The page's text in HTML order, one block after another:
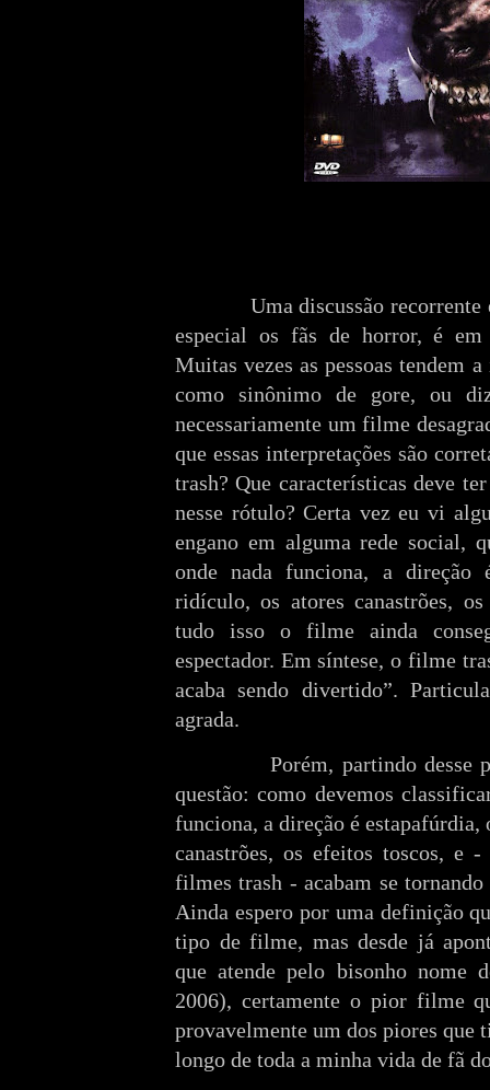
Uma discussão recorrente
especial os fãs de horror, é
Muitas vezes as pessoas tendem
como sinônimo de gore, ou
necessariamente um filme
que essas interpretações são
trash? Que características deve
nesse rótulo? Certa vez eu vi
engano em alguma rede social,
onde nada funciona, a direção
ridículo, os atores canastrões,
tudo isso o filme ainda
espectador. Em síntese, o filme
acaba sendo divertido”.
agrada.
Porém, partindo desse
questão: como devemos
funciona, a direção é
canastrões, os efeitos toscos, e
filmes trash - acabam se
Ainda espero por uma definição
tipo de filme, mas desde já
que atende pelo bisonho nome
2006), certamente o pior filme
provavelmente um dos piores que
longo de toda a minha vida de fã